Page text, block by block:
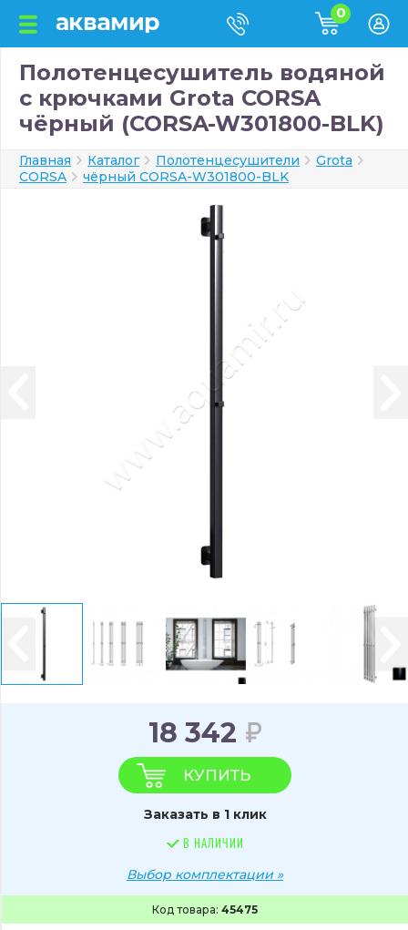
0
Полотенцесушитель водяной
с крючками Grota CORSA
чёрный (CORSA-W301800-BLK)
Главная Каталог Полотенцесушители
Grota
CORSA
чёрный CORSA-W301800-BLK
Код товара: 45475
18 342
КУПИТЬ
Заказать в 1 клик
В НАЛИЧИИ
Выбор комплектации »